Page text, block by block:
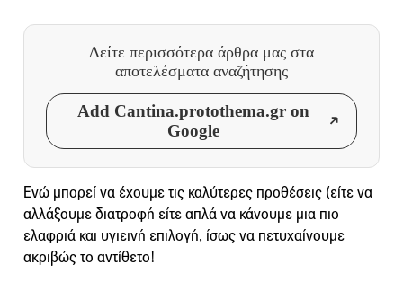
Δείτε περισσότερα άρθρα μας στα
αποτελέσματα αναζήτησης
Add Cantina.protothema.gr on
Google
Ενώ μπορεί να έχουμε τις καλύτερες προθέσεις (είτε να
αλλάξουμε διατροφή είτε απλά να κάνουμε μια πιο
ελαφριά και υγιεινή επιλογή, ίσως να πετυχαίνουμε
ακριβώς το αντίθετο!